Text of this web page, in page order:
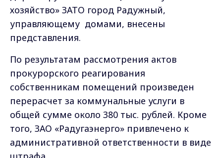
хозяйство» ЗАТО город Радужный,
управляющему домами, внесены
представления.
По результатам рассмотрения актов
прокурорского реагирования
собственникам помещений произведен
перерасчет за коммунальные услуги в
общей сумме около 380 тыс. рублей. Кроме
того, ЗАО «Радугаэнерго» привлечено к
административной ответственности в виде